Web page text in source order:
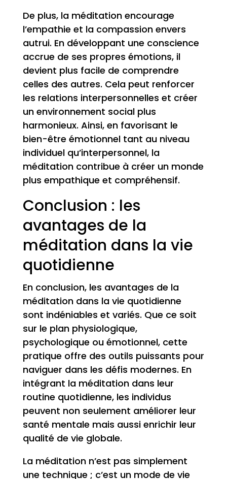
De plus, la méditation encourage
l’empathie et la compassion envers
autrui. En développant une conscience
accrue de ses propres émotions, il
devient plus facile de comprendre
celles des autres. Cela peut renforcer
les relations interpersonnelles et créer
un environnement social plus
harmonieux. Ainsi, en favorisant le
bien-être émotionnel tant au niveau
individuel qu’interpersonnel, la
méditation contribue à créer un monde
plus empathique et compréhensif.
Conclusion : les
avantages de la
méditation dans la vie
quotidienne
En conclusion, les avantages de la
méditation dans la vie quotidienne
sont indéniables et variés. Que ce soit
sur le plan physiologique,
psychologique ou émotionnel, cette
pratique offre des outils puissants pour
naviguer dans les défis modernes. En
intégrant la méditation dans leur
routine quotidienne, les individus
peuvent non seulement améliorer leur
santé mentale mais aussi enrichir leur
qualité de vie globale.
La méditation n’est pas simplement
une technique ; c’est un mode de vie